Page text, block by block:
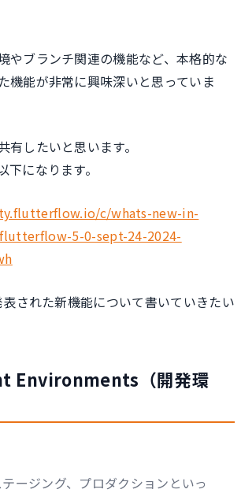
やブランチ関連の機能など、本格的な
機能が非常に興味深いと思っていま
したいと思います。
になります。
c/whats-new-in-
5-0-sept-24-2024-
された新機能について書いていきたい
Environments（開発環
ージング、プロダクションといっ